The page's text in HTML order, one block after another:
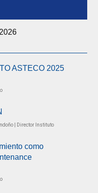
ASTECO 2025
| Director Instituto
como